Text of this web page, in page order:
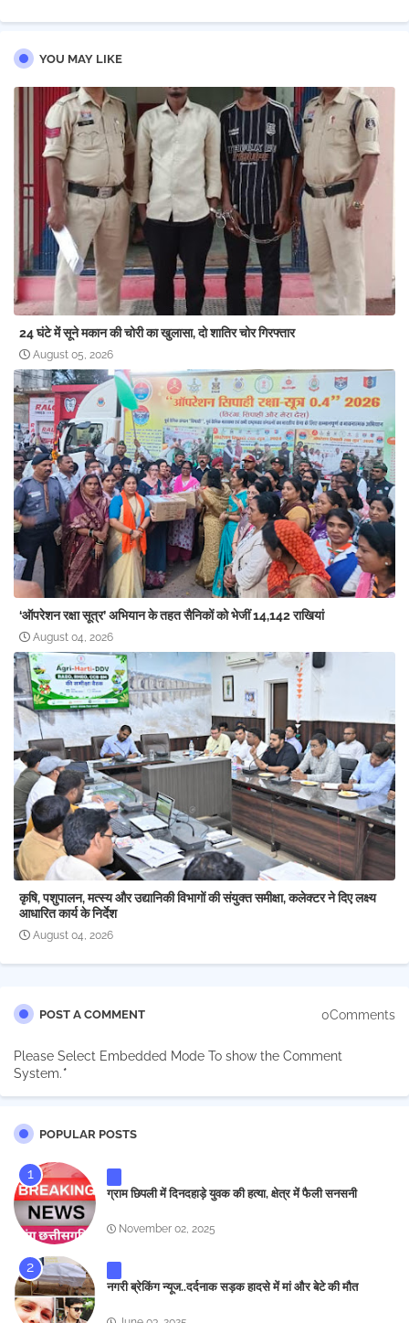
YOU MAY LIKE
24 घंटे में सूने मकान की चोरी का खुलासा, दो शातिर चोर गिरफ्तार
August 05, 2026
‘ऑपरेशन रक्षा सूत्र’ अभियान के तहत सैनिकों को भेजीं 14,142 राखियां
August 04, 2026
कृषि, पशुपालन, मत्स्य और उद्यानिकी विभागों की संयुक्त समीक्षा, कलेक्टर ने दिए लक्ष्य
आधारित कार्य के निर्देश
August 04, 2026
POST A COMMENT 0Comments
Please Select Embedded Mode To show the Comment
System.*
POPULAR POSTS
ग्राम छिपली में दिनदहाड़े युवक की हत्या, क्षेत्र में फैली सनसनी
November 02, 2025
नगरी ब्रेकिंग न्यूज..दर्दनाक सड़क हादसे में मां और बेटे की मौत